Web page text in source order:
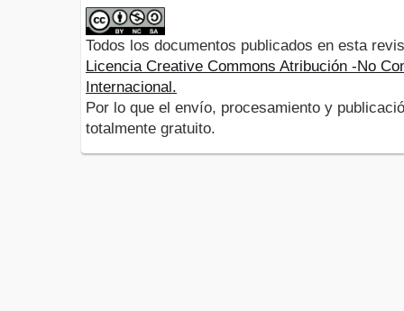
Todos los documentos publicados en esta
Licencia Creative Commons Atribución -No
Internacional.
Por lo que el envío, procesamiento y
totalmente gratuito.